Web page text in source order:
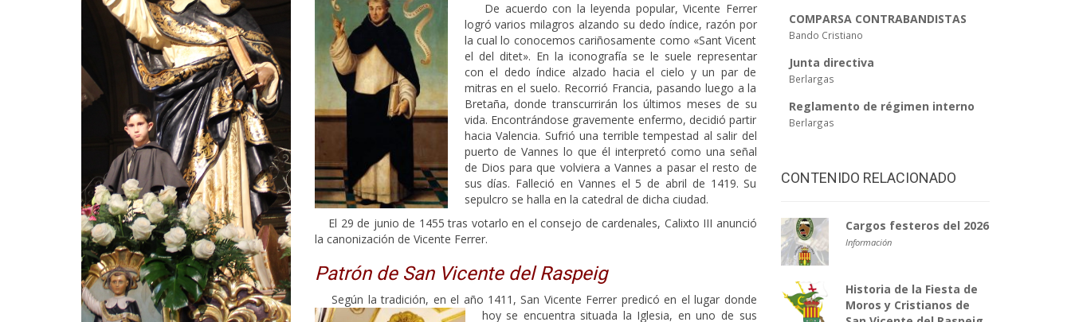
De acuerdo con la leyenda popular, Vicente Ferrer
logró varios milagros alzando su dedo índice, razón por
la cual lo conocemos cariñosamente como «Sant Vicent
el del ditet». En la iconografía se le suele representar
con el dedo índice alzado hacia el cielo y un par de
mitras en el suelo. Recorrió Francia, pasando luego a la
Bretaña, donde transcurrirán los últimos meses de su
vida. Encontrándose gravemente enfermo, decidió partir
hacia Valencia. Sufrió una terrible tempestad al salir del
puerto de Vannes lo que él interpretó como una señal
de Dios para que volviera a Vannes a pasar el resto de
sus días. Falleció en Vannes el 5 de abril de 1419. Su
sepulcro se halla en la catedral de dicha ciudad.
El 29 de junio de 1455 tras votarlo en el consejo de cardenales, Calixto III anunció
la canonización de Vicente Ferrer.
Patrón de San Vicente del Raspeig
Según la tradición, en el año 1411, San Vicente Ferrer predicó en el lugar donde
hoy se encuentra situada la Iglesia, en uno de sus
COMPARSA CONTRABANDISTAS
Bando Cristiano
Junta directiva
Berlargas
Reglamento de régimen interno
Berlargas
CONTENIDO RELACIONADO
Cargos festeros del 2026
Información
Historia de la Fiesta de
Moros y Cristianos de